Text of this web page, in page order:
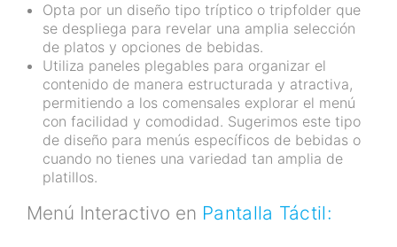
Opta por un diseño tipo tríptico o tripfolder que
se despliega para revelar una amplia selección
de platos y opciones de bebidas.
Utiliza paneles plegables para organizar el
contenido de manera estructurada y atractiva,
permitiendo a los comensales explorar el menú
con facilidad y comodidad. Sugerimos este tipo
de diseño para menús específicos de bebidas o
cuando no tienes una variedad tan amplia de
platillos.
Menú Interactivo en Pantalla Táctil: